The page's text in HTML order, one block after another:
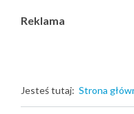
Reklama
Jesteś tutaj: Strona